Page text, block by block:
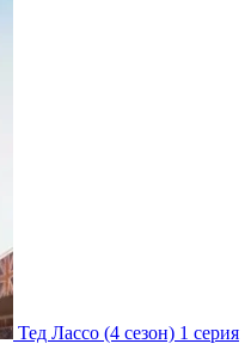
Тед Лассо (4 сезон) 1 серия